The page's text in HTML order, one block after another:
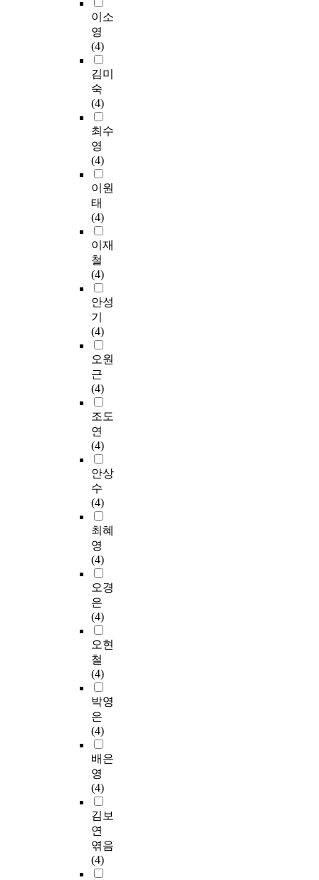
이소
영
(4)
김미
숙
(4)
최수
영
(4)
이원
태
(4)
이재
철
(4)
안성
기
(4)
오원
근
(4)
조도
연
(4)
안상
수
(4)
최혜
영
(4)
오경
은
(4)
오현
철
(4)
박영
은
(4)
배은
영
(4)
김보
연
엮음
(4)